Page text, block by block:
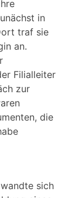
in
traf sie
an.
Filialleiter
zur
die
sich